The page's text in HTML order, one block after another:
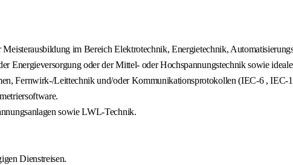
Meisterausbildung im Bereich Elektrotechnik, Energietechnik,
Energieversorgung oder der Mittel- oder Hochspannungstechnik sowie
Fernwirk-/Leittechnik und/oder Kommunikationsprotokollen (IEC-6 , IEC-
sowie LWL-Technik.
Dienstreisen.